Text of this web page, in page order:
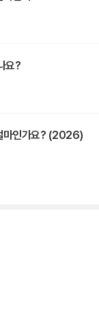
요?
마인가요? (2026)